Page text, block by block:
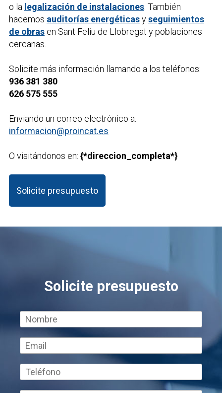
o la legalización de instalaciones. También
hacemos auditorías energéticasyseguimientos
de obrasen Sant Felíu de Llobregat y poblaciones
cercanas.
Solicite más información llamando a los teléfonos:
936 381 380
626 575 555
Enviando un correo electrónico a:
informacion@proincat.es
O visitándonos en: {*direccion_completa*}
Solicite presupuesto
Solicite presupuesto